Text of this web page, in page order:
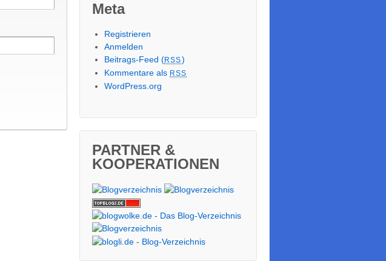
Meta
Registrieren
Anmelden
Beitrags-Feed (RSS)
Kommentare als RSS
WordPress.org
PARTNER &
KOOPERATIONEN